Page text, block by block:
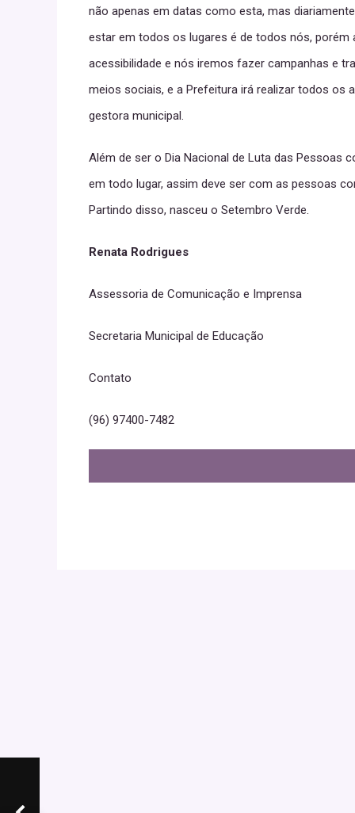
não apenas em datas como esta, mas
estar em todos os lugares é de todos nós,
acessibilidade e nós iremos fazer campanhas e
meios sociais, e a Prefeitura irá realizar todos os
gestora municipal.
Além de ser o Dia Nacional de Luta das Pessoas
em todo lugar, assim deve ser com as pessoas
Partindo disso, nasceu o Setembro Verde.
Renata Rodrigues
Assessoria de Comunicação e Imprensa
Secretaria Municipal de Educação
Contato
(96) 97400-7482